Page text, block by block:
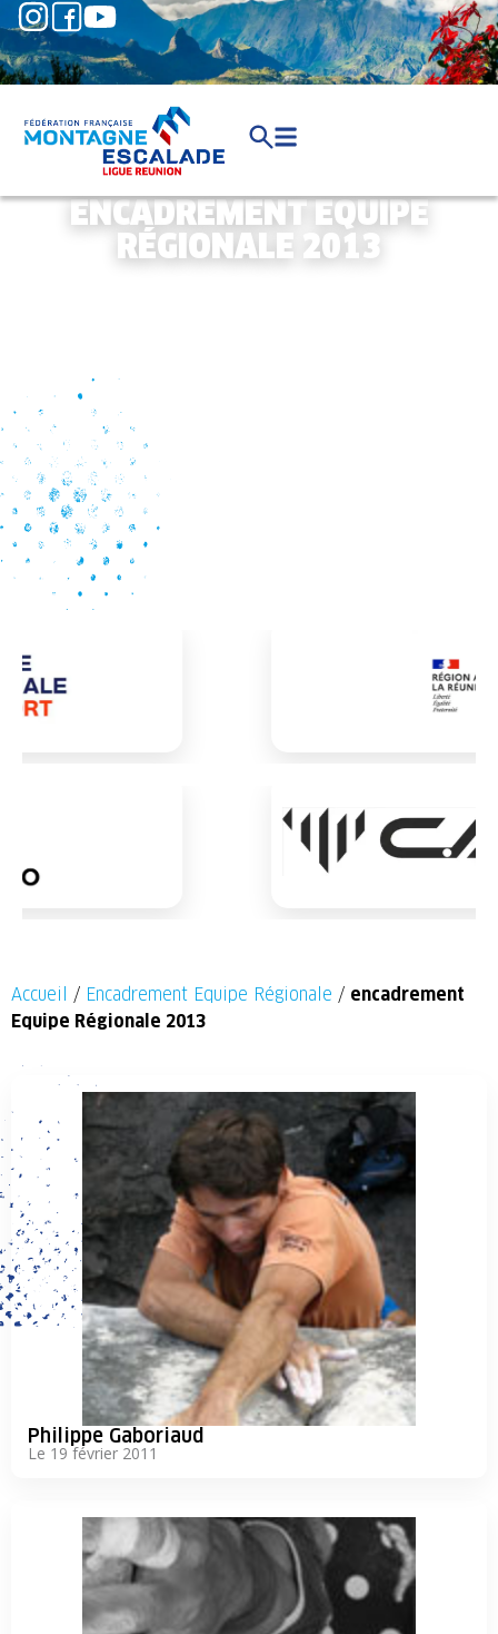
ENCADREMENT EQUIPE
RÉGIONALE 2013
Accueil / Encadrement Equipe Régionale / encadrement
Equipe Régionale 2013
Philippe Gaboriaud
Le 19 février 2011